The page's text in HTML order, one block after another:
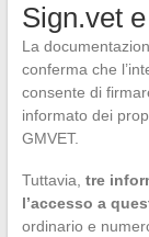
Sign.vet
La
conferma che
consente di
informato dei
GMVET.
Tuttavia, tre
l’accesso a
ordinario e